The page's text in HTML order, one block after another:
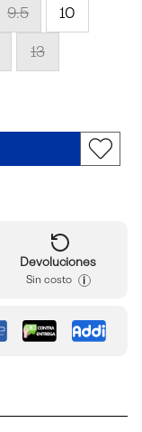
9.5
10
13
Devoluciones
Sin costo i